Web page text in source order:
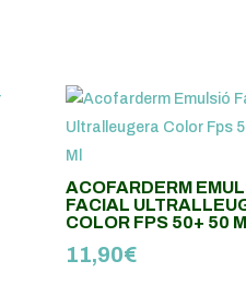
ACOFARDERM
FACIAL
COLOR FPS 50+ 50
11,90€